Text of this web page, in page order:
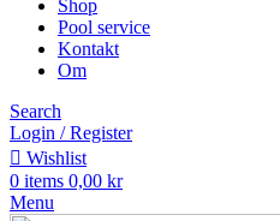
Shop
Pool service
Kontakt
Om
Search
Login / Register
Wishlist
0 items 0,00 kr
Menu